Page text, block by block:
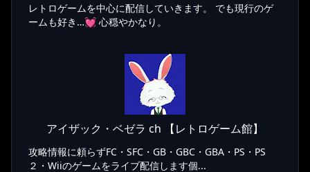
レトロゲームを中心に配信していきます。 でも現行のゲ
ームも好き…💓 心穏やかなり。
アイザック・ベゼラ ch 【レトロゲーム館】
攻略情報に頼らずFC・SFC・GB・GBC・GBA・PS・PS
２・Wiiのゲームをライブ配信します個...